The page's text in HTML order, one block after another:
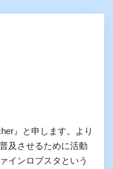
』と申します。より
及させるために活動
インロブスタという